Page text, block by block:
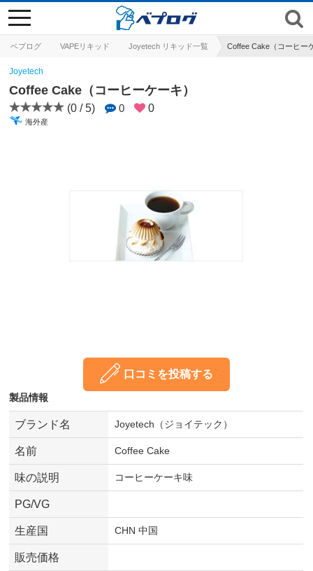
ベプログ VAPEリキッド Joyetech リキッド一覧 Coffee Cake（コーヒー
toggle
navigation
Joyetech
Coffee Cake（コーヒーケーキ）
(0 / 5) 0 0
海外産
口コミを投稿する
製品情報
ブランド名 Joyetech（ジョイテック）
名前 Coffee Cake
味の説明 コーヒーケーキ味
PG/VG
生産国 CHN 中国
販売価格